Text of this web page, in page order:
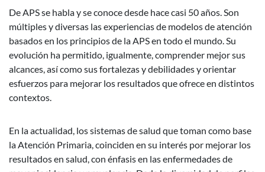
De APS se habla y se conoce desde hace casi 50 años. Son
múltiples y diversas las experiencias de modelos de atención
basados en los principios de la APS en todo el mundo. Su
evolución ha permitido, igualmente, comprender mejor sus
alcances, así como sus fortalezas y debilidades y orientar
esfuerzos para mejorar los resultados que ofrece en distintos
contextos.
En la actualidad, los sistemas de salud que toman como base
la Atención Primaria, coinciden en su interés por mejorar los
resultados en salud, con énfasis en las enfermedades de